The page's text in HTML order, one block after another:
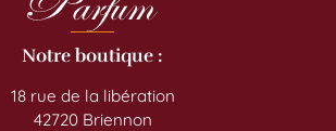
Notre boutique :
18 rue de la libération
42720 Briennon